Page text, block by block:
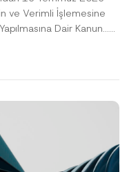
ve Verimli İşlemesine
Dair Kanun...